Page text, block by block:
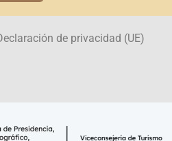
de privacidad (UE)